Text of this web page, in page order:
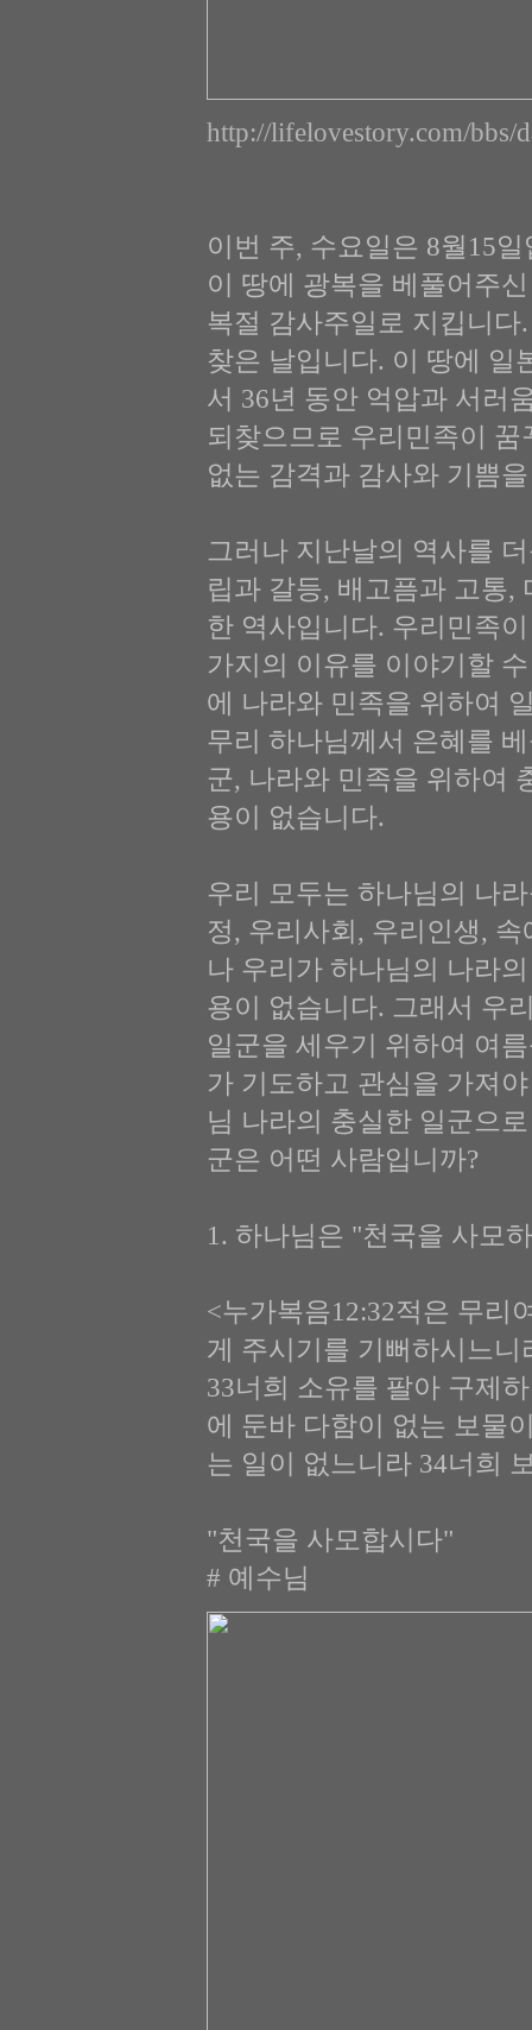
http://lifelovestory.com/bbs/
이번 주, 수요일은 8월15
이 땅에 광복을 베풀어주
복절 감사주일로 지킵니
찾은 날입니다. 이 땅에 일
서 36년 동안 억압과 서러
되찾으므로 우리민족이
없는 감격과 감사와 기쁨
그러나 지난날의 역사를
립과 갈등, 배고픔과 고통,
한 역사입니다. 우리민족
가지의 이유를 이야기할
에 나라와 민족을 위하여
무리 하나님께서 은혜를
군, 나라와 민족을 위하여
용이 없습니다.
우리 모두는 하나님의 나
정, 우리사회, 우리인생,
나 우리가 하나님의 나라
용이 없습니다. 그래서 우
일군을 세우기 위하여 여
가 기도하고 관심을 가져
님 나라의 충실한 일군으
군은 어떤 사람입니까?
1. 하나님은 "천국을 사모
<누가복음12:32적은 무리
게 주시기를 기뻐하시느니
33너희 소유를 팔아 구제
에 둔바 다함이 없는 보물
는 일이 없느니라 34너희
"천국을 사모합시다"
# 예수님